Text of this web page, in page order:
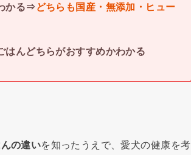
かる⇒ どちらも国産・無添加・ヒュー
はんどちらがおすすめかわかる
の違いを知ったうえで、愛犬の健康を考